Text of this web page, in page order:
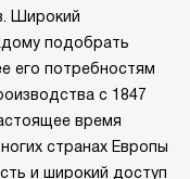
Широкий
подобрать
его потребностям
с 1847
время
странах Европы
и широкий доступ